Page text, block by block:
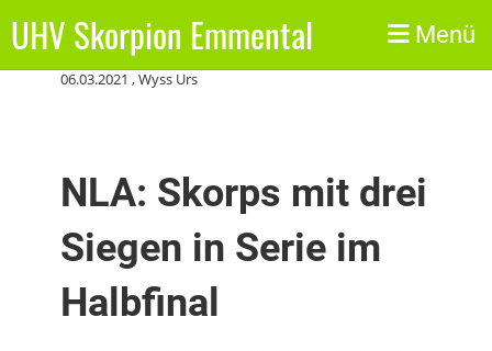
UHV Skorpion Emmental Menü
Zurück
06.03.2021 , Wyss Urs
NLA: Skorps mit drei
Siegen in Serie im
Halbfinal